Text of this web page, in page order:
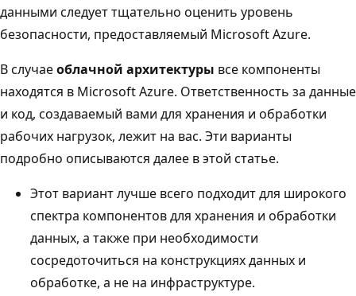
данными следует тщательно оценить уровень
безопасности, предоставляемый Microsoft Azure.
В случаеоблачной архитектуры все компоненты
находятся в Microsoft Azure. Ответственность за данные
и код, создаваемый вами для хранения и обработки
рабочих нагрузок, лежит на вас. Эти варианты
подробно описываются далее в этой статье.
Этот вариант лучше всего подходит для широкого
спектра компонентов для хранения и обработки
данных, а также при необходимости
сосредоточиться на конструкциях данных и
обработке, а не на инфраструктуре.